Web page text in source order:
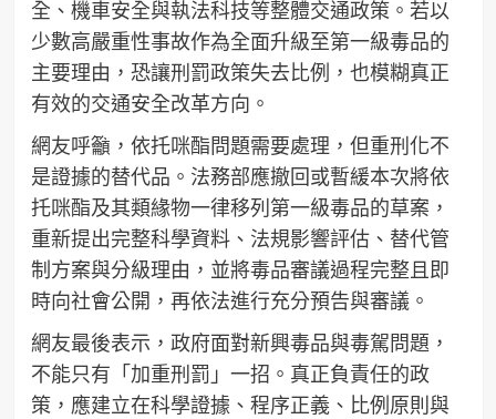
全、機車安全與執法科技等整體交通政策。若以
少數高嚴重性事故作為全面升級至第一級毒品的
主要理由，恐讓刑罰政策失去比例，也模糊真正
有效的交通安全改革方向。
網友呼籲，依托咪酯問題需要處理，但重刑化不
是證據的替代品。法務部應撤回或暫緩本次將依
托咪酯及其類緣物一律移列第一級毒品的草案，
重新提出完整科學資料、法規影響評估、替代管
制方案與分級理由，並將毒品審議過程完整且即
時向社會公開，再依法進行充分預告與審議。
網友最後表示，政府面對新興毒品與毒駕問題，
不能只有「加重刑罰」一招。真正負責任的政
策，應建立在科學證據、程序正義、比例原則與